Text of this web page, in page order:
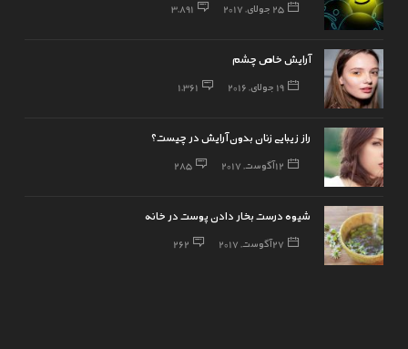
25 جولای, 2017 3,891
آرایش خاص چشم
19 جولای, 2016 1,361
راز زیبایی زنان بدون آرایش در چیست؟
12 آگوست, 2017 285
شیوه درست بخار دادن پوست در خانه
27 آگوست, 2017 262